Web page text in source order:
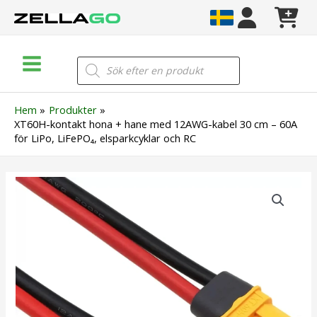
Menu
Products
search
Hem
Produkter
XT60H-kontakt hona + hane med 12AWG-kabel 30 cm – 60A
för LiPo, LiFePO₄, elsparkcyklar och RC
XT60H-
kontakt
med
12AWG-
kabel